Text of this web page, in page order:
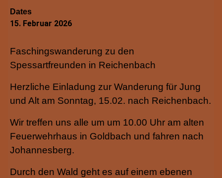
Dates
15. Februar 2026
Faschingswanderung zu den
Spessartfreunden in Reichenbach
Herzliche Einladung zur Wanderung für Jung
und Alt am Sonntag, 15.02. nach Reichenbach.
Wir treffen uns alle um um 10.00 Uhr am alten
Feuerwehrhaus in Goldbach und fahren nach
Johannesberg.
Durch den Wald geht es auf einem ebenen